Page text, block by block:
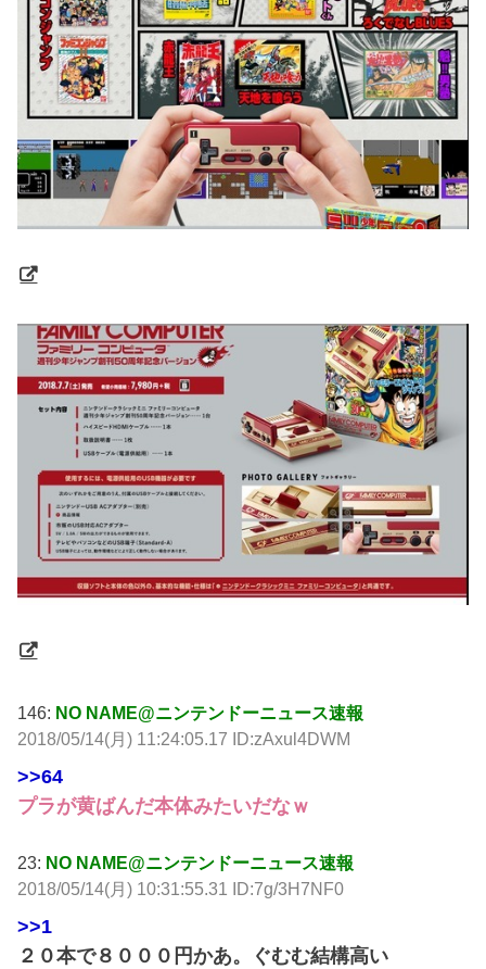
146: NO NAME@ニンテンドーニュース速報
2018/05/14(月) 11:24:05.17 ID:zAxul4DWM
>>64
プラが黄ばんだ本体みたいだなｗ
23: NO NAME@ニンテンドーニュース速報
2018/05/14(月) 10:31:55.31 ID:7g/3H7NF0
>>1
２０本で８０００円かあ。ぐむむ結構高い